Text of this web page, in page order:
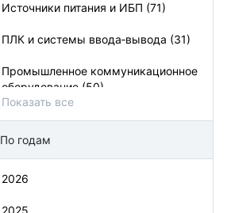
CyberPower Systems (13)
Dataforth (8)
Duagon (1)
Источники питания и ИБП (71)
ПЛК и системы ввода‑вывода (31)
Промышленное коммуникационное
оборудование (50)
УСО и взрывозащита (11)
Визуализация и операторский
Показать все
По годам
2026
2025